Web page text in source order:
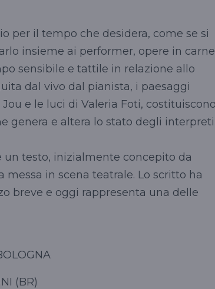
per il tempo che desidera, come se si
insieme ai performer, opere in carne
sensibile e tattile in relazione allo
dal vivo dal pianista, i paesaggi
e le luci di Valeria Foti, costituiscono
genera e altera lo stato degli interpreti.
testo, inizialmente concepito da
in scena teatrale. Lo scritto ha
breve e oggi rappresenta una delle
(BR)